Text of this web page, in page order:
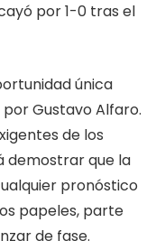
por 1-0 tras el
única
Gustavo Alfaro.
de los
demostrar que la
pronóstico
papeles, parte
de fase.